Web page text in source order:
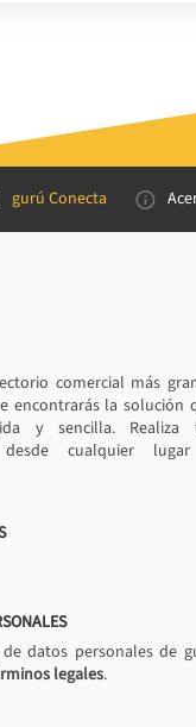
gurú Conecta
comercial más
encontrarás la solución
y sencilla. Realiza
desde cualquier
datos personales de
legales.